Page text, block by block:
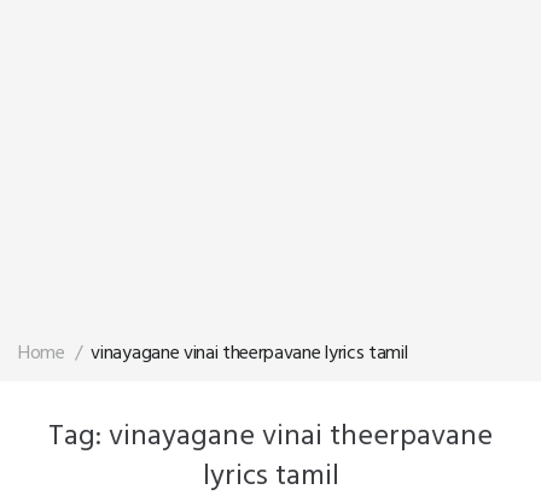
Home / vinayagane vinai theerpavane lyrics tamil
Tag:vinayagane vinai theerpavane
lyrics tamil